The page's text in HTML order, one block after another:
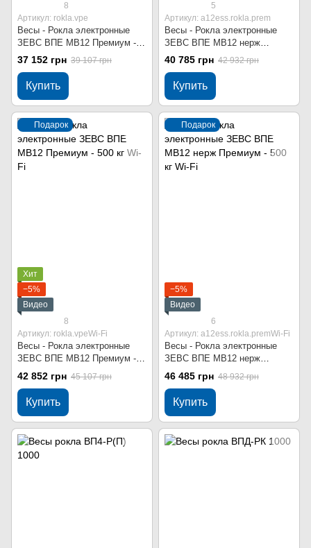
8
Артикул: rokla.vpe
Весы - Рокла электронные
ЗЕВС ВПЕ МВ12 Премиум -
500 кг
37 152 грн 39 107 грн
Купить
5
Артикул: a12ess.rokla.prem
Весы - Рокла электронные
ЗЕВС ВПЕ МВ12 нерж
Премиум - 500 кг
40 785 грн 42 932 грн
Купить
Подарок
Хит
−5%
Видео
8
Артикул: rokla.vpeWi-Fi
Весы - Рокла электронные
ЗЕВС ВПЕ МВ12 Премиум -
500 кг Wi-Fi
42 852 грн 45 107 грн
Купить
Подарок
−5%
Видео
6
Артикул: a12ess.rokla.premWi-Fi
Весы - Рокла электронные
ЗЕВС ВПЕ МВ12 нерж
Премиум - 500 кг Wi-Fi
46 485 грн 48 932 грн
Купить